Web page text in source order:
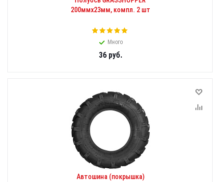
200ммх23мм, компл. 2 шт
Много
36руб.
Автошина (покрышка)